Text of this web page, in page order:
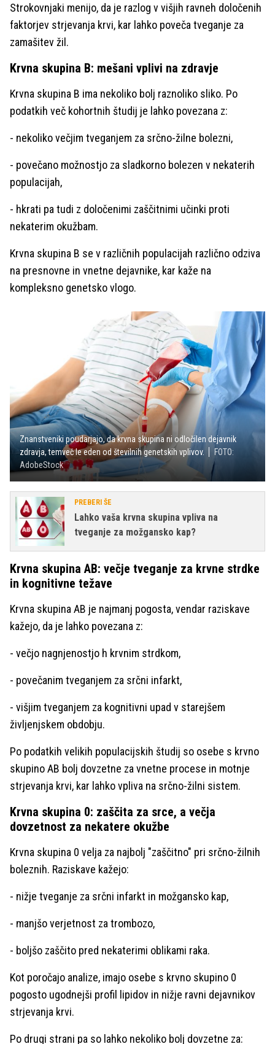
Strokovnjaki menijo, da je razlog v višjih ravneh določenih
faktorjev strjevanja krvi, kar lahko poveča tveganje za
zamašitev žil.
Krvna skupina B: mešani vplivi na zdravje
Krvna skupina B ima nekoliko bolj raznoliko sliko. Po
podatkih več kohortnih študij je lahko povezana z:
- nekoliko večjim tveganjem za srčno-žilne bolezni,
- povečano možnostjo za sladkorno bolezen v nekaterih
populacijah,
- hkrati pa tudi z določenimi zaščitnimi učinki proti
nekaterim okužbam.
Krvna skupina B se v različnih populacijah različno odziva
na presnovne in vnetne dejavnike, kar kaže na
kompleksno genetsko vlogo.
Znanstveniki poudarjajo, da krvna skupina ni odločilen dejavnik
zdravja, temveč le eden od številnih genetskih vplivov.
FOTO:
AdobeStock
PREBERI ŠE
Lahko vaša krvna skupina vpliva na
tveganje za možgansko kap?
Krvna skupina AB: večje tveganje za krvne strdke
in kognitivne težave
Krvna skupina AB je najmanj pogosta, vendar raziskave
kažejo, da je lahko povezana z:
- večjo nagnjenostjo h krvnim strdkom,
- povečanim tveganjem za srčni infarkt,
- višjim tveganjem za kognitivni upad v starejšem
življenjskem obdobju.
Po podatkih velikih populacijskih študij so osebe s krvno
skupino AB bolj dovzetne za vnetne procese in motnje
strjevanja krvi, kar lahko vpliva na srčno-žilni sistem.
Krvna skupina 0: zaščita za srce, a večja
dovzetnost za nekatere okužbe
Krvna skupina 0 velja za najbolj "zaščitno" pri srčno-žilnih
boleznih. Raziskave kažejo:
- nižje tveganje za srčni infarkt in možgansko kap,
- manjšo verjetnost za trombozo,
- boljšo zaščito pred nekaterimi oblikami raka.
Kot poročajo analize, imajo osebe s krvno skupino 0
pogosto ugodnejši profil lipidov in nižje ravni dejavnikov
strjevanja krvi.
Po drugi strani pa so lahko nekoliko bolj dovzetne za: